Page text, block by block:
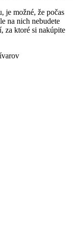
je možné, že počas
na nich nebudete
za ktoré si nakúpite